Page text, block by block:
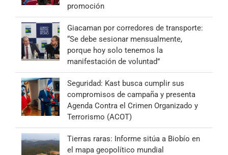
promoción
Giacaman por corredores de transporte:
“Se debe sesionar mensualmente,
porque hoy solo tenemos la
manifestación de voluntad”
Seguridad: Kast busca cumplir sus
compromisos de campaña y presenta
Agenda Contra el Crimen Organizado y
Terrorismo (ACOT)
Tierras raras: Informe sitúa a Biobío en
el mapa geopolítico mundial